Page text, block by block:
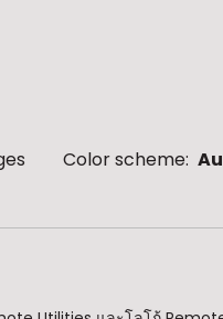
Color scheme: